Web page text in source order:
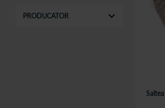
PRODUCATOR